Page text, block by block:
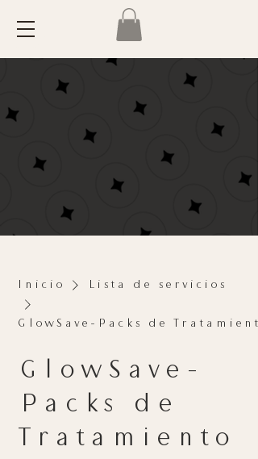
Inicio Lista de servicios
GlowSave-Packs de
GlowSave-
Packs de
Tratamiento